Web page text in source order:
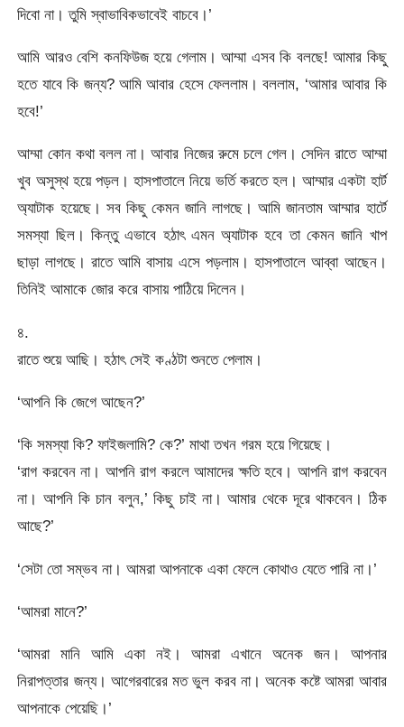
দিবো না। তুমি স্বাভাবিকভাবেই বাচবে।’
আমি আরও বেশি কনফিউজ হয়ে গেলাম। আম্মা এসব কি বলছে! আমার কিছু
হতে যাবে কি জন্য? আমি আবার হেসে ফেললাম। বললাম, ‘আমার আবার কি
হবে!’
আম্মা কোন কথা বলল না। আবার নিজের রুমে চলে গেল। সেদিন রাতে আম্মা
খুব অসুস্থ হয়ে পড়ল। হাসপাতালে নিয়ে ভর্তি করতে হল। আম্মার একটা হার্ট
অ্যাটাক হয়েছে। সব কিছু কেমন জানি লাগছে। আমি জানতাম আম্মার হার্টে
সমস্যা ছিল। কিন্তু এভাবে হঠাৎ এমন অ্যাটাক হবে তা কেমন জানি খাপ
ছাড়া লাগছে। রাতে আমি বাসায় এসে পড়লাম। হাসপাতালে আব্বা আছেন।
তিনিই আমাকে জোর করে বাসায় পাঠিয়ে দিলেন।
৪.
রাতে শুয়ে আছি। হঠাৎ সেই কণ্ঠটা শুনতে পেলাম।
‘আপনি কি জেগে আছেন?’
‘কি সমস্যা কি? ফাইজলামি? কে?’ মাথা তখন গরম হয়ে গিয়েছে।
‘রাগ করবেন না। আপনি রাগ করলে আমাদের ক্ষতি হবে। আপনি রাগ করবেন
না। আপনি কি চান বলুন,’ কিছু চাই না। আমার থেকে দূরে থাকবেন। ঠিক
আছে?’
‘সেটা তো সম্ভব না। আমরা আপনাকে একা ফেলে কোথাও যেতে পারি না।’
‘আমরা মানে?’
‘আমরা মানি আমি একা নই। আমরা এখানে অনেক জন। আপনার
নিরাপত্তার জন্য। আগেরবারের মত ভুল করব না। অনেক কষ্টে আমরা আবার
আপনাকে পেয়েছি।’